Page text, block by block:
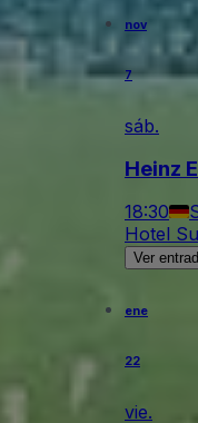
nov
7
sáb.
Heinz
18:30
Hotel
Ver
ene
22
vie.